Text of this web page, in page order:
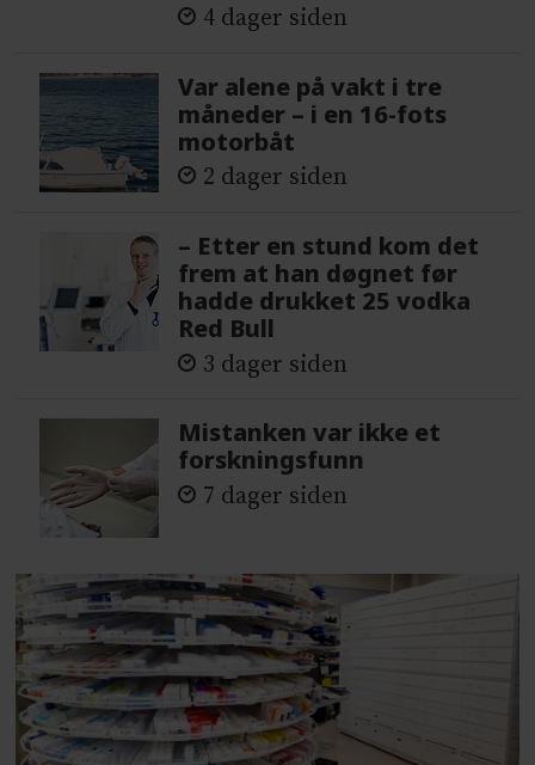
4 dager siden
Var alene på vakt i tre
måneder – i en 16-fots
motorbåt
2 dager siden
– Etter en stund kom det
frem at han døgnet før
hadde drukket 25 vodka
Red Bull
3 dager siden
Mistanken var ikke et
forskningsfunn
7 dager siden